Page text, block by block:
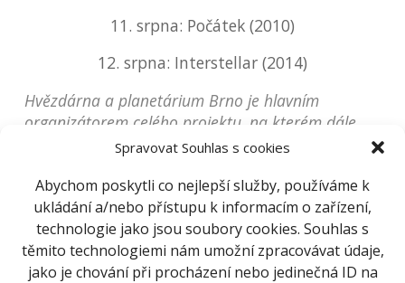
Spravovat Souhlas s cookies
Abychom poskytli co nejlepší služby, používáme k
ukládání a/nebo přístupu k informacím o zařízení,
technologie jako jsou soubory cookies. Souhlas s
těmito technologiemi nám umožní zpracovávat údaje,
jako je chování při procházení nebo jedinečná ID na
11. srpna: Počátek (2010)
12. srpna: Interstellar (2014)
Hvězdárna a planetárium Brno je hlavním
organizátorem celého projektu, na kterém dále
spolupracují tyto organizace: Technické muzeum v
hora, SNIP&Co., Dopravní podnik města Brna,
Městská policie Brno, městská část Brno-střed,
magistrát města Brna, HitRadio City Brno, Deník.
Součást projektu Jihomoravský kraj fandí vědě.